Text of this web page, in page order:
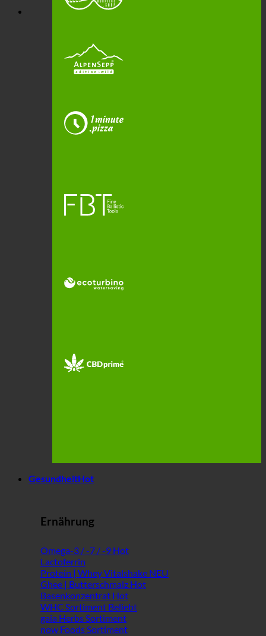
Gesundheit
Ernährung
Omega-3 / -7 / -9
Lactoferrin
Protein | Whey Vitalshake
Ghee | Butterschmalz
Basenkonzentrat
WHC Sortiment
gaia Herbs Sortiment
now Foods Sortiment